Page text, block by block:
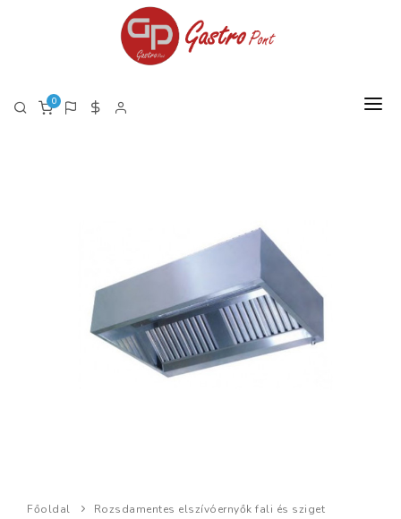
0
TERMÉK LISTA PDF
Főoldal
Rozsdamentes elszívóernyők fali és sziget